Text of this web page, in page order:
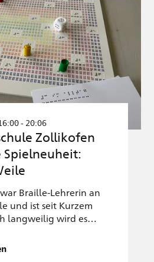
- 20:06
Zollikofen
Braille-Lehrerin an
und ist seit Kurzem
langweilig wird es…